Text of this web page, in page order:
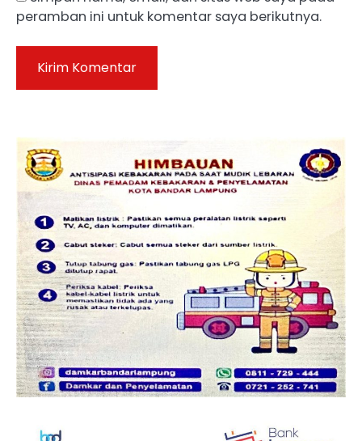
peramban ini untuk komentar saya berikutnya.